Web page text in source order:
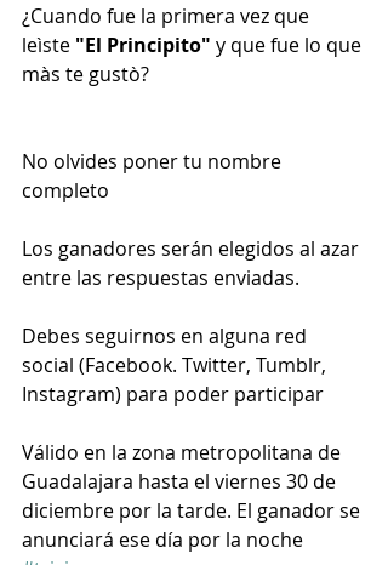
¿Cuando fue la primera vez que
leìste "El Principito" y que fue lo que
màs te gustò?
No olvides poner tu nombre
completo
Los ganadores serán elegidos al azar
entre las respuestas enviadas.
Debes seguirnos en alguna red
social (Facebook. Twitter, Tumblr,
Instagram) para poder participar
Válido en la zona metropolitana de
Guadalajara hasta el viernes 30 de
diciembre por la tarde. El ganador se
anunciará ese día por la noche